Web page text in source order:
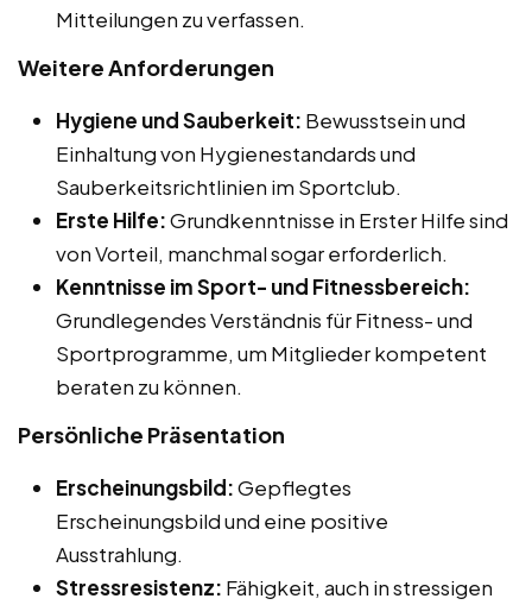
Mitteilungen zu verfassen.
Weitere Anforderungen
Hygiene und Sauberkeit: Bewusstsein und
Einhaltung von Hygienestandards und
Sauberkeitsrichtlinien im Sportclub.
Erste Hilfe:Grundkenntnisse in Erster Hilfe sind
von Vorteil, manchmal sogar erforderlich.
Kenntnisse im Sport- und Fitnessbereich:
Grundlegendes Verständnis für Fitness- und
Sportprogramme, um Mitglieder kompetent
beraten zu können.
Persönliche Präsentation
Erscheinungsbild:Gepflegtes
Erscheinungsbild und eine positive
Ausstrahlung.
Stressresistenz: Fähigkeit, auch in stressigen